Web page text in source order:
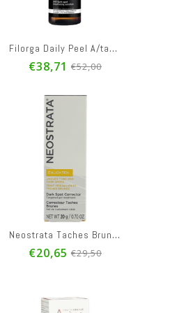
€66,22
€29,93
€39,90
Filorga Daily Peel A/taches Fl 50ml
€38,71 €52,00
Neostrata Taches Brunes
€20,65 €29,50